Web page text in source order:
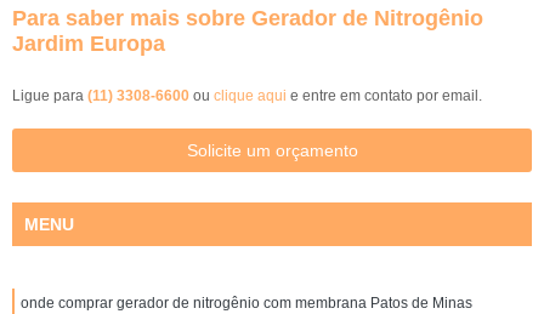
Para saber mais sobre Gerador de Nitrogênio
Jardim Europa
Ligue para (11) 3308-6600 ou clique aqui e entre em contato por email.
Solicite um orçamento
MENU
onde comprar gerador de nitrogênio com membrana Patos de Minas